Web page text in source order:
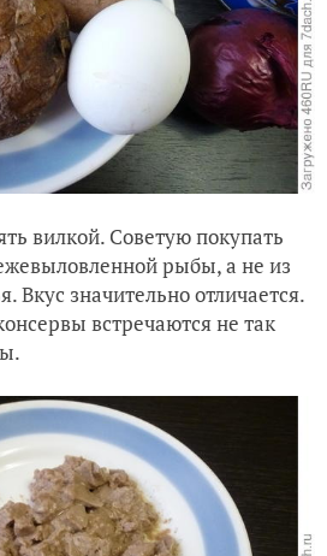
вилкой. Советую покупать
рыбы, а не из
Вкус значительно отличается.
встречаются не так